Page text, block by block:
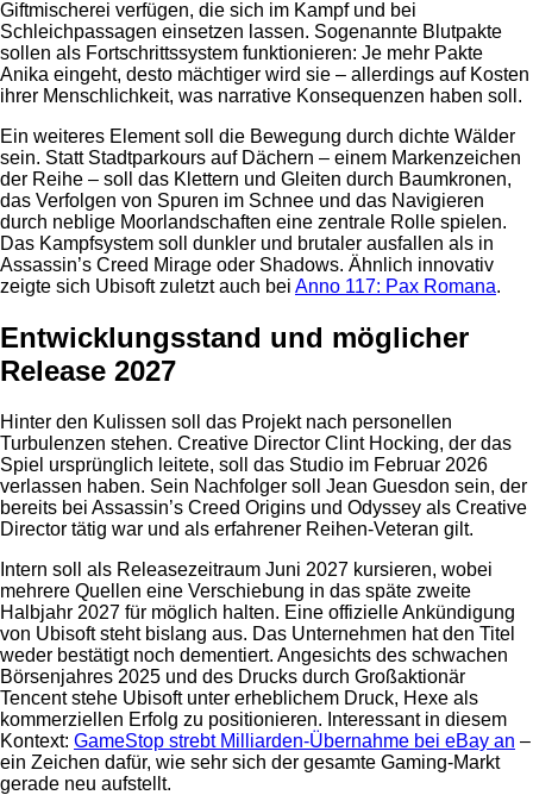
Giftmischerei verfügen, die sich im Kampf und bei
Schleichpassagen einsetzen lassen. Sogenannte Blutpakte
sollen als Fortschrittssystem funktionieren: Je mehr Pakte
Anika eingeht, desto mächtiger wird sie – allerdings auf Kosten
ihrer Menschlichkeit, was narrative Konsequenzen haben soll.
Ein weiteres Element soll die Bewegung durch dichte Wälder
sein. Statt Stadtparkours auf Dächern – einem Markenzeichen
der Reihe – soll das Klettern und Gleiten durch Baumkronen,
das Verfolgen von Spuren im Schnee und das Navigieren
durch neblige Moorlandschaften eine zentrale Rolle spielen.
Das Kampfsystem soll dunkler und brutaler ausfallen als in
Assassin’s Creed Mirage oder Shadows. Ähnlich innovativ
zeigte sich Ubisoft zuletzt auch bei Anno 117: Pax Romana.
Entwicklungsstand und möglicher
Release 2027
Hinter den Kulissen soll das Projekt nach personellen
Turbulenzen stehen. Creative Director Clint Hocking, der das
Spiel ursprünglich leitete, soll das Studio im Februar 2026
verlassen haben. Sein Nachfolger soll Jean Guesdon sein, der
bereits bei Assassin’s Creed Origins und Odyssey als Creative
Director tätig war und als erfahrener Reihen-Veteran gilt.
Intern soll als Releasezeitraum Juni 2027 kursieren, wobei
mehrere Quellen eine Verschiebung in das späte zweite
Halbjahr 2027 für möglich halten. Eine offizielle Ankündigung
von Ubisoft steht bislang aus. Das Unternehmen hat den Titel
weder bestätigt noch dementiert. Angesichts des schwachen
Börsenjahres 2025 und des Drucks durch Großaktionär
Tencent stehe Ubisoft unter erheblichem Druck, Hexe als
kommerziellen Erfolg zu positionieren. Interessant in diesem
Kontext: GameStop strebt Milliarden-Übernahme bei eBay an –
ein Zeichen dafür, wie sehr sich der gesamte Gaming-Markt
gerade neu aufstellt.